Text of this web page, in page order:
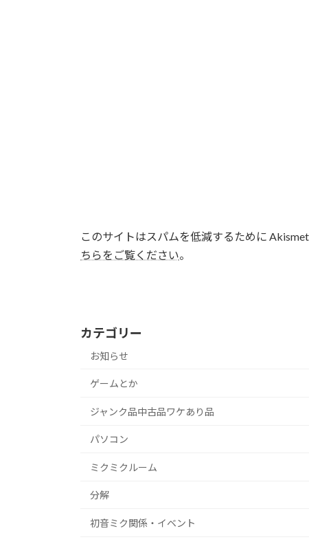
このサイトはスパムを低減するために Akismet
ちらをご覧ください。
カテゴリー
お知らせ
ゲームとか
ジャンク品中古品ワケあり品
パソコン
ミクミクルーム
分解
初音ミク関係・イベント